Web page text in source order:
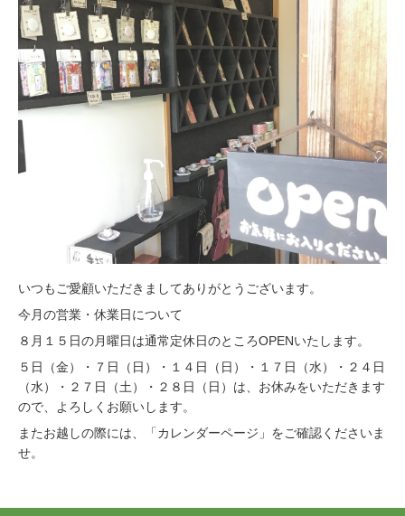
いつもご愛顧いただきましてありがとうございます。
今月の営業・休業日について
８月１５日の月曜日は通常定休日のところOPENいたします。
５日（金）・７日（日）・１４日（日）・１７日（水）・２４日
（水）・２７日（土）・２８日（日）は、お休みをいただきます
ので、よろしくお願いします。
またお越しの際には、「カレンダーページ」をご確認くださいま
せ。